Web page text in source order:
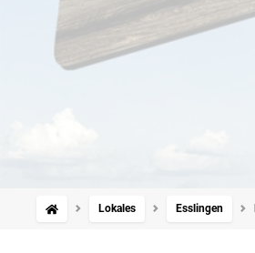
Lokales Esslingen